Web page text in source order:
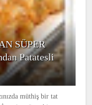
SÜPER
Patatesli
müthiş bir tat